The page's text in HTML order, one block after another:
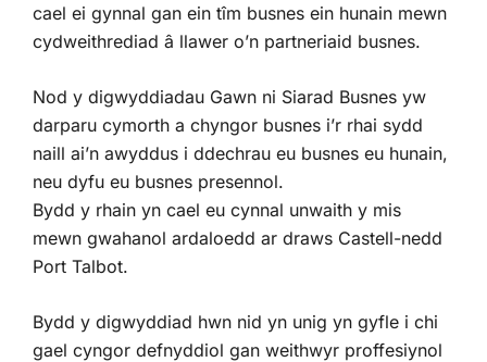
cael ei gynnal gan ein tîm busnes ein hunain mewn
cydweithrediad â llawer o’n partneriaid busnes.
Nod y digwyddiadau Gawn ni Siarad Busnes yw
darparu cymorth a chyngor busnes i’r rhai sydd
naill ai’n awyddus i ddechrau eu busnes eu hunain,
neu dyfu eu busnes presennol.
Bydd y rhain yn cael eu cynnal unwaith y mis
mewn gwahanol ardaloedd ar draws Castell-nedd
Port Talbot.
Bydd y digwyddiad hwn nid yn unig yn gyfle i chi
gael cyngor defnyddiol gan weithwyr proffesiynol